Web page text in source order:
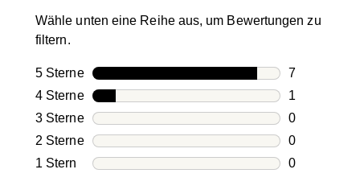
Wähle unten eine Reihe aus, um Bewertungen zu
filtern.
5 SterneSterne
7
7
4 SterneSterne
1
1
3 SterneSterne
0
0
2 SterneSterne
0
0
1 Stern Sterne
0